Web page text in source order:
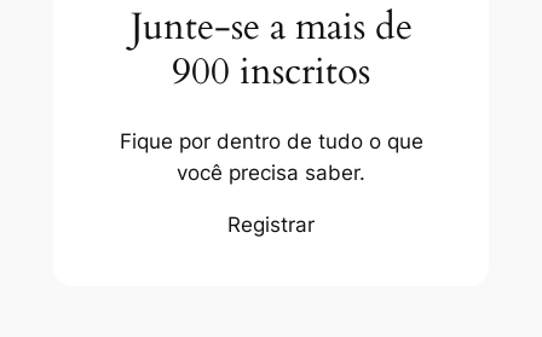
Junte-se a mais de
900 inscritos
Fique por dentro de tudo o que
você precisa saber.
Registrar